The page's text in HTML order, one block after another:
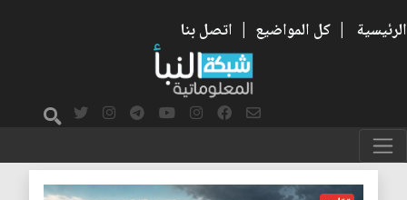
الرئيسية | كل المواضيع | اتصل بنا
الجيوبوليتيك